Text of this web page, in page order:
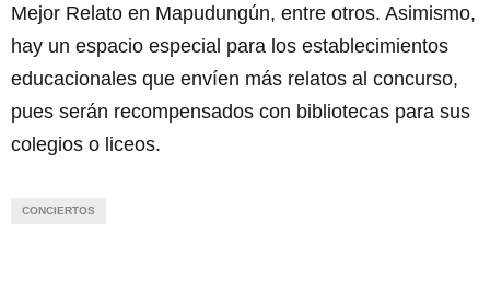
Mejor Relato en Mapudungún, entre otros. Asimismo,
hay un espacio especial para los establecimientos
educacionales que envíen más relatos al concurso,
pues serán recompensados con bibliotecas para sus
colegios o liceos.
CONCIERTOS